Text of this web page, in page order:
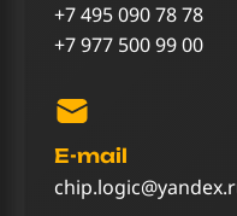
+7 495 090 78 78
+7 977 500 99 00
E-mail